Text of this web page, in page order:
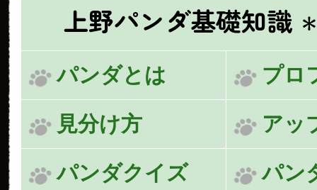
上野パンダ基礎知識
パンダとは プロ
見分け方 アッ
パンダクイズ パン